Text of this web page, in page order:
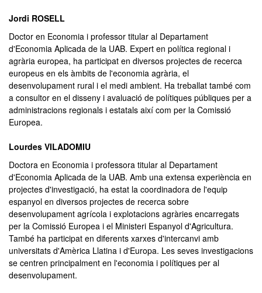
Jordi ROSELL
Doctor en Economia i professor titular al Departament
d'Economia Aplicada de la UAB. Expert en política regional i
agrària europea, ha participat en diversos projectes de recerca
europeus en els àmbits de l'economia agrària, el
desenvolupament rural i el medi ambient. Ha treballat també com
a consultor en el disseny i avaluació de polítiques públiques per a
administracions regionals i estatals així com per la Comissió
Europea.
Lourdes VILADOMIU
Doctora en Economia i professora titular al Departament
d'Economia Aplicada de la UAB. Amb una extensa experiència en
projectes d'investigació, ha estat la coordinadora de l'equip
espanyol en diversos projectes de recerca sobre
desenvolupament agrícola i explotacions agràries encarregats
per la Comissió Europea i el Ministeri Espanyol d'Agricultura.
També ha participat en diferents xarxes d'intercanvi amb
universitats d'Amèrica Llatina i d'Europa. Les seves investigacions
se centren principalment en l'economia i polítiques per al
desenvolupament.